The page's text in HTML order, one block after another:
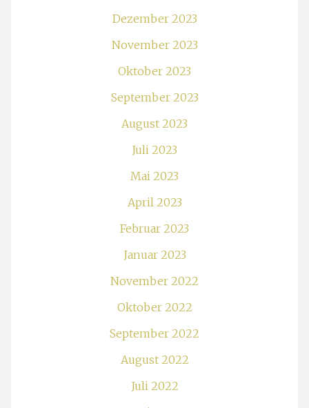
Dezember 2023
November 2023
Oktober 2023
September 2023
August 2023
Juli 2023
Mai 2023
April 2023
Februar 2023
Januar 2023
November 2022
Oktober 2022
September 2022
August 2022
Juli 2022